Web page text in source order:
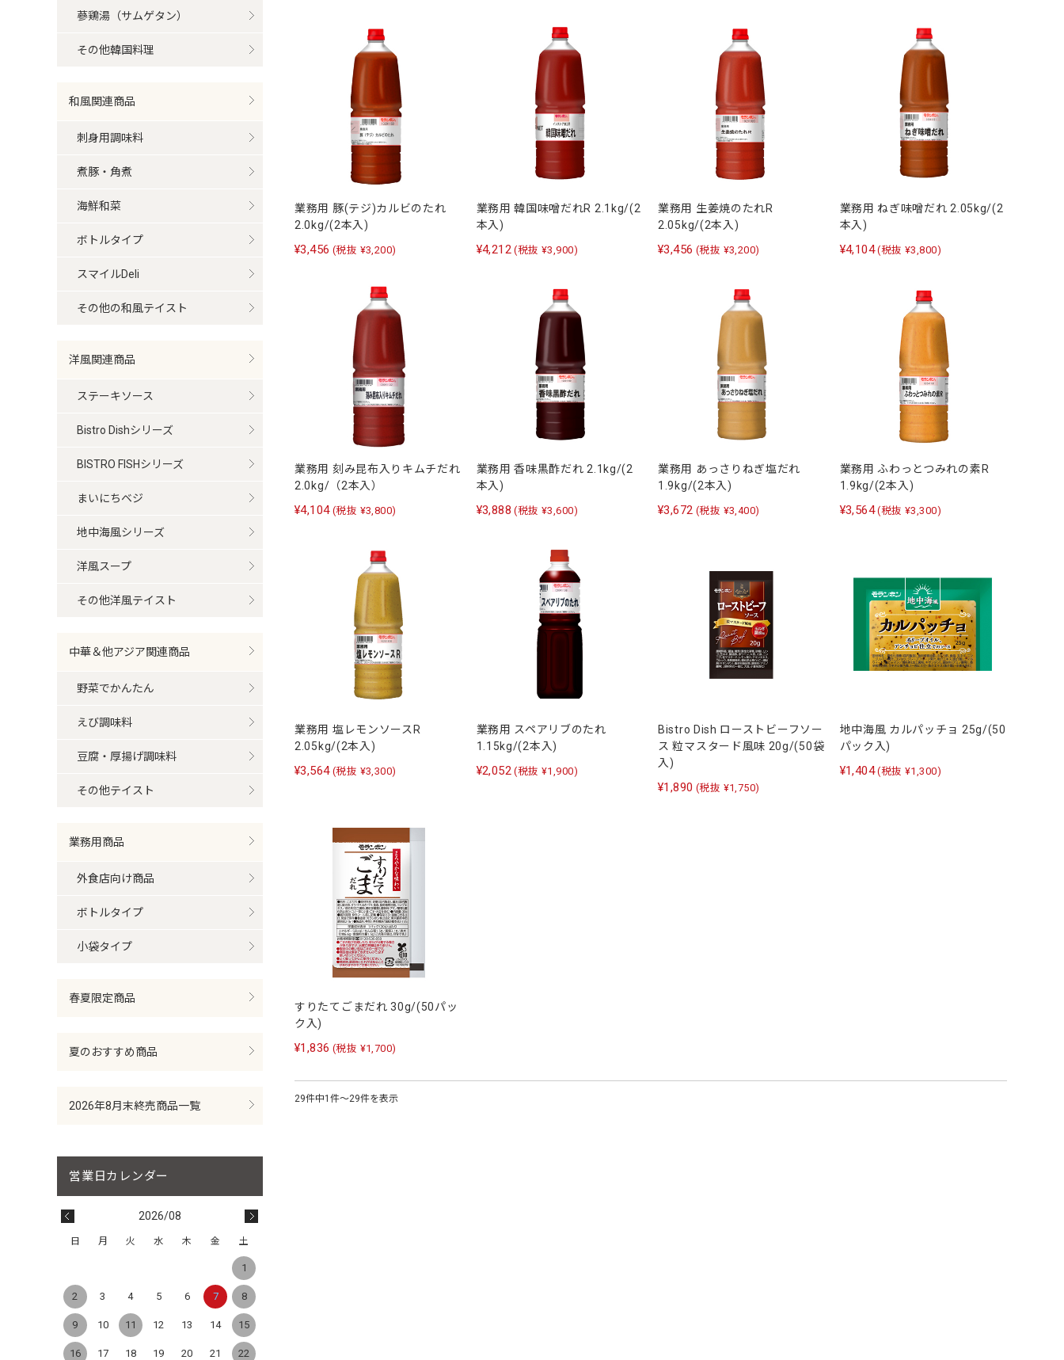
業務用 豚(テジ)カルビのたれ
2.0kg/(2本入)
¥3,456 (税抜 ¥3,200)
業務用 韓国味噌だれR 2.1kg/(2
本入)
¥4,212 (税抜 ¥3,900)
業務用 生姜焼のたれR
2.05kg/(2本入)
¥3,456 (税抜 ¥3,200)
業務用 ねぎ味噌だれ 2.05kg/(2
本入)
¥4,104 (税抜 ¥3,800)
業務用 刻み昆布入りキムチだれ
2.0kg/（2本入）
¥4,104 (税抜 ¥3,800)
業務用 香味黒酢だれ 2.1kg/(2
本入)
¥3,888 (税抜 ¥3,600)
業務用 あっさりねぎ塩だれ
1.9kg/(2本入)
¥3,672 (税抜 ¥3,400)
業務用 ふわっとつみれの素R
1.9kg/(2本入)
¥3,564 (税抜 ¥3,300)
業務用 塩レモンソースR
2.05kg/(2本入)
¥3,564 (税抜 ¥3,300)
業務用 スペアリブのたれ
1.15kg/(2本入)
¥2,052 (税抜 ¥1,900)
Bistro Dish ローストビーフソー
ス 粒マスタード風味 20g/(50袋
入)
¥1,890 (税抜 ¥1,750)
地中海風 カルパッチョ 25g/(50
パック入)
¥1,404 (税抜 ¥1,300)
すりたてごまだれ 30g/(50パッ
ク入)
¥1,836 (税抜 ¥1,700)
29件中1件～29件を表示
蔘鶏湯（サムゲタン）
その他韓国料理
和風関連商品
刺身用調味料
煮豚・角煮
海鮮和菜
ボトルタイプ
スマイルDeli
その他の和風テイスト
洋風関連商品
ステーキソース
Bistro Dishシリーズ
BISTRO FISHシリーズ
まいにちベジ
地中海風シリーズ
洋風スープ
その他洋風テイスト
中華＆他アジア関連商品
野菜でかんたん
えび調味料
豆腐・厚揚げ調味料
その他テイスト
業務用商品
外食店向け商品
ボトルタイプ
小袋タイプ
春夏限定商品
夏のおすすめ商品
2026年8月末終売商品一覧
2026/08
日 月 火 水 木 金 土
1
2 3 4 5 6 7 8
9 10 11 12 13 14 15
16 17 18 19 20 21 22